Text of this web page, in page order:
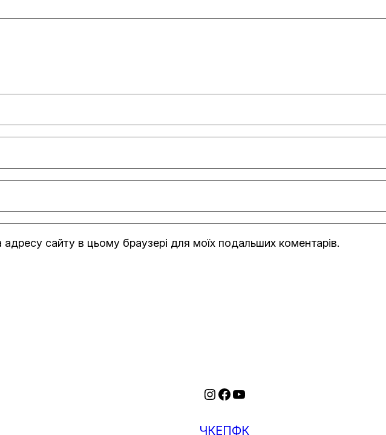
адресу сайту в цьому браузері для моїх подальших коментарів.
Instagram
Facebook
YouTube
ЧКЕПФК